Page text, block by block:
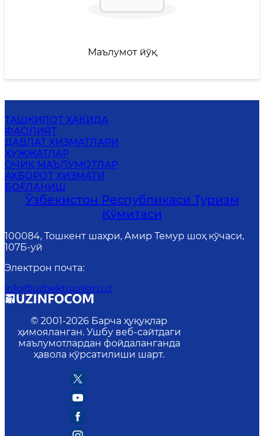
Маълумот йўқ
ТАШКИЛОТ ҲАҚИДА
ФАОЛИЯТ
ДАВЛАТ ХИЗМАТЛАРИ
ҲУЖЖАТЛАР
ОЧИҚ МАЪЛУМОТЛАР
АХБОРОТ ХИЗМАТИ
БОҒЛАНИШ
Ўзбекистон Республикаси Туризм
Қўмитаси
100084, Тошкент шаҳри, Амир Темур шоҳ кўчаси,
107Б-уй
Электрон почта:
info@uzbektourism.uz
© 2001-2026 Барча ҳуқуқлар
ҳимояланган. Ушбу веб-сайтдаги
маълумотлардан фойдаланганда
ҳавола кўрсатилиши шарт.